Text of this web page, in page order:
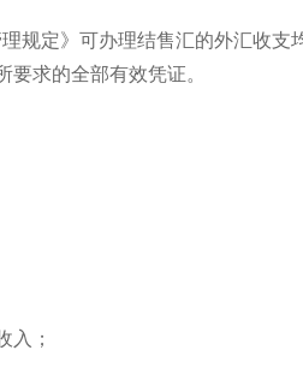
规定》可办理结售汇的外汇收支
求的全部有效凭证。
入；